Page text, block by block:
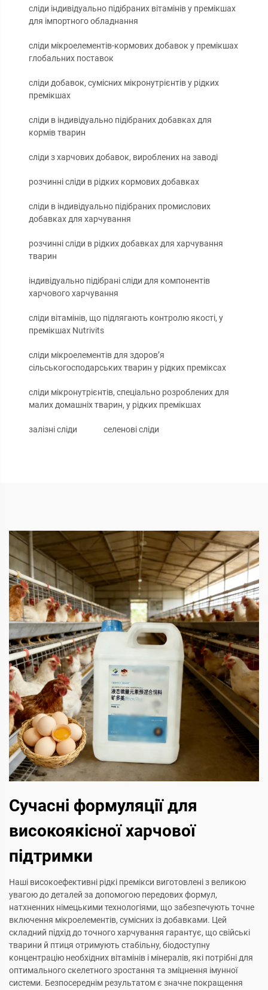
сліди індивідуально підібраних вітамінів у премікшах
для імпортного обладнання
сліди мікроелементів-кормових добавок у премікшах
глобальних поставок
сліди добавок, сумісних мікронутрієнтів у рідких
премікшах
сліди в індивідуально підібраних добавках для
кормів тварин
сліди з харчових добавок, вироблених на заводі
розчинні сліди в рідких кормових добавках
сліди в індивідуально підібраних промислових
добавках для харчування
розчинні сліди в рідких добавках для харчування
тварин
індивідуально підібрані сліди для компонентів
харчового харчування
сліди вітамінів, що підлягають контролю якості, у
премікшах Nutrivits
сліди мікроелементів для здоров’я
сільськогосподарських тварин у рідких преміксах
сліди мікронутрієнтів, спеціально розроблених для
малих домашніх тварин, у рідких премікшах
залізні сліди селенові сліди
Сучасні формуляції для
високоякісної харчової
підтримки
Наші високоефективні рідкі премікси виготовлені з великою
увагою до деталей за допомогою передових формул,
натхненних німецькими технологіями, що забезпечують точне
включення мікроелементів, сумісних із добавками. Цей
складний підхід до точного харчування гарантує, що свійські
тварини й птиця отримують стабільну, біодоступну
концентрацію необхідних вітамінів і мінералів, які потрібні для
оптимального скелетного зростання та зміцнення імунної
системи. Безпосереднім результатом є значне покращення